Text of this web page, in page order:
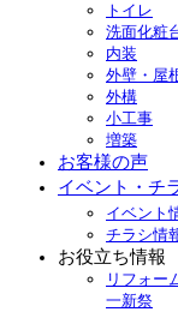
トイレ
洗面化粧
内装
外壁・屋
外構
小工事
増築
お客様の声
イベント・チ
イベント
チラシ情
お役立ち情報
リフォー
一新祭